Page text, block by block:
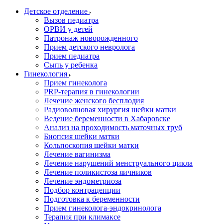
Детское отделение
Вызов педиатра
ОРВИ у детей
Патронаж новорожденного
Прием детского невролога
Прием педиатра
Сыпь у ребенка
Гинекология
Прием гинеколога
PRP-терапия в гинекологии
Лечение женского бесплодия
Радиоволновая хирургия шейки матки
Ведение беременности в Хабаровске
Анализ на проходимость маточных труб
Биопсия шейки матки
Кольпоскопия шейки матки
Лечение вагинизма
Лечение нарушений менструального цикла
Лечение поликистоза яичников
Лечение эндометриоза
Подбор контрацепции
Подготовка к беременности
Прием гинеколога-эндокринолога
Терапия при климаксе